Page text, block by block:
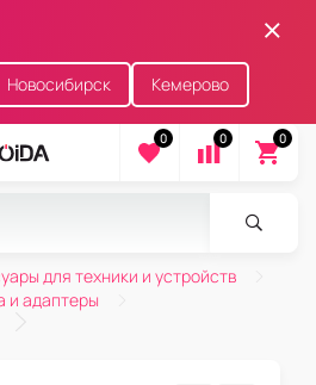
Новосибирск Кемерово
0 0 0
для техники и устройств
и адаптеры